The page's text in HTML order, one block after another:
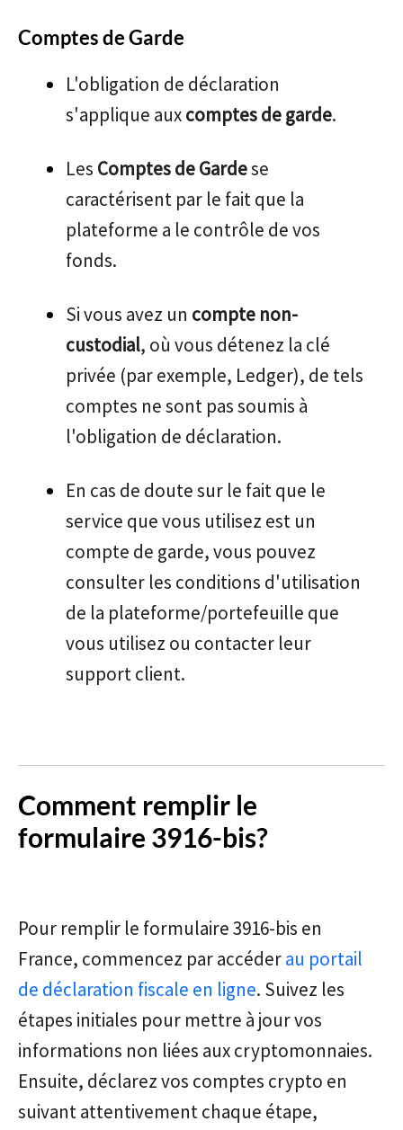
Comptes de Garde
L'obligation de déclaration
s'applique auxcomptes de garde.
Les Comptes de Gardese
caractérisent par le fait que la
plateforme a le contrôle de vos
fonds.
Si vous avez un compte non-
custodial, où vous détenez la clé
privée (par exemple, Ledger), de tels
comptes ne sont pas soumis à
l'obligation de déclaration.
En cas de doute sur le fait que le
service que vous utilisez est un
compte de garde, vous pouvez
consulter les conditions d'utilisation
de la plateforme/portefeuille que
vous utilisez ou contacter leur
support client.
Comment remplir le
formulaire 3916-bis?
Pour remplir le formulaire 3916-bis en
France, commencez par accéderau portail
de déclaration fiscale en ligne. Suivez les
étapes initiales pour mettre à jour vos
informations non liées aux cryptomonnaies.
Ensuite, déclarez vos comptes crypto en
suivant attentivement chaque étape,